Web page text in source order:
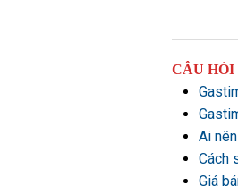
CÂU HỎI
Ai
Cách
Giá